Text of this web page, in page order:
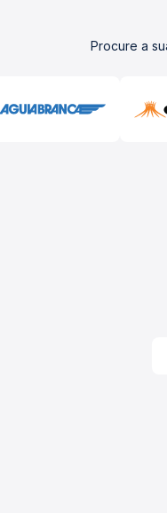
Procure a